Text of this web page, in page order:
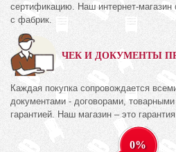
сертификацию. Наш интернет-
с фабрик.
ЧЕК И ДОКУМЕНТЫ
Каждая покупка сопровождается
документами - договорами,
гарантией. Наш магазин – это
0%